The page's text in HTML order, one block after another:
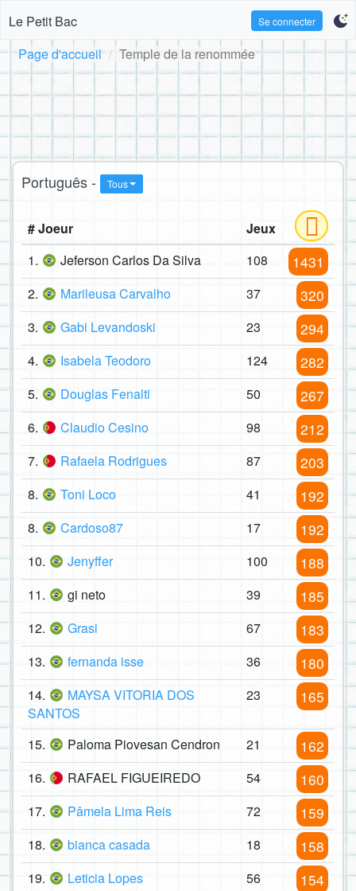
Le Petit Bac Se connecter
Page d'accueil Temple de la renommée
Português - Tous
# Joeur
Jeux
1.
Jeferson Carlos Da Silva 108 1431
2. Marileusa Carvalho 37 320
3. Gabi Levandoski 23 294
4. Isabela Teodoro 124 282
5. Douglas Fenalti 50 267
6. Claudio Cesino 98 212
7. Rafaela Rodrigues 87 203
8. Toni Loco 41 192
8. Cardoso87 17 192
10. Jenyffer 100 188
11. gi neto 39 185
12. Grasi 67 183
13. fernanda isse 36 180
14.
MAYSA VITORIA DOS
SANTOS
23 165
15. Paloma Piovesan Cendron 21 162
16. RAFAEL FIGUEIREDO 54 160
17. Pâmela Lima Reis 72 159
18. bianca casada 18 158
19. Leticia Lopes 56 154